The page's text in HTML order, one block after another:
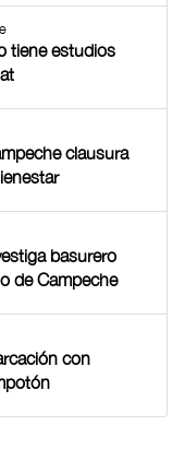
tiene estudios
clausura
basurero
de Campeche
con